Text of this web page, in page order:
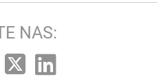
NAS: